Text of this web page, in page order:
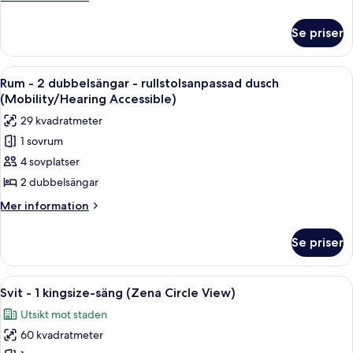
-
staden
(Zena)
-
dubbelsängar
-
utsikt
mot
staden
(Zena)
Se priser
Öppna
alla
foton
för
Rum
-
2
dubbelsängar
dusch
(Mobility/Hearing
Accessible)
Ett hotellrum med två sängar, ett
8
Rum - 2 dubbelsängar - rullstolsanpassad dusch
(Mobility/Hearing Accessible)
29 kvadratmeter
1 sovrum
4 sovplatser
2 dubbelsängar
Mer information
Mer
-
dubbelsängar
rullstolsanpassad
dusch
(Mobility/Hearing
Se priser
Öppna
alla
foton
för
Ett modernt hotellrum med en
11
Svit - 1 kingsize-säng (Zena Circle View)
Utsikt mot staden
60 kvadratmeter